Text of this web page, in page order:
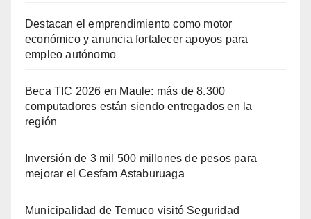
Destacan el emprendimiento como motor
económico y anuncia fortalecer apoyos para
empleo autónomo
Beca TIC 2026 en Maule: más de 8.300
computadores están siendo entregados en la
región
Inversión de 3 mil 500 millones de pesos para
mejorar el Cesfam Astaburuaga
Municipalidad de Temuco visitó Seguridad